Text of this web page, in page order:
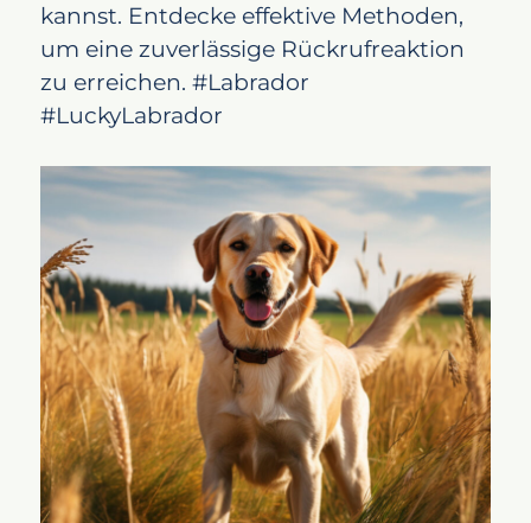
kannst. Entdecke effektive Methoden,
um eine zuverlässige Rückrufreaktion
zu erreichen. #Labrador
#LuckyLabrador